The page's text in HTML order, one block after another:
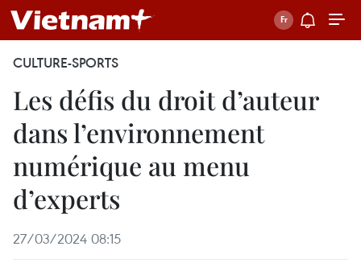
CULTURE-SPORTS
Les défis du droit d’auteur
dans l’environnement
numérique au menu
d’experts
27/03/2024 08:15